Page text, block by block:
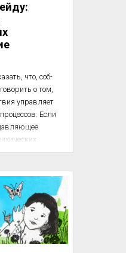
Общая цель
— минимизация
Для
что, соб­
о том,
управляет
Если
бы
в то время как
резко
так, что в
к